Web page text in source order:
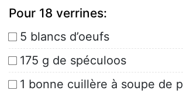
Pour 18 verrines:
5 blancs d’oeufs
175 g de spéculoos
1 bonne cuillère à soupe de